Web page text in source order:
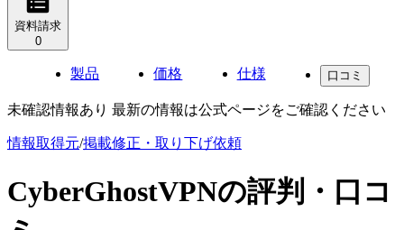
資料請求
0
製品 価格 仕様 口コミ
未確認情報あり 最新の情報は公式ページをご確認ください
情報取得元/掲載修正・取り下げ依頼
CyberGhostVPNの評判・口コ